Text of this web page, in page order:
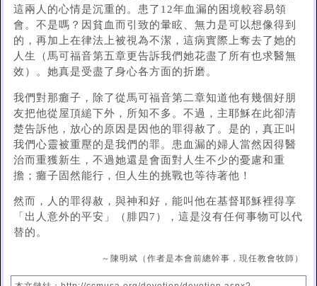
這兩人的心情是沉重的。患了12年血漏的困境較容易領
會。不是嗎？因貧血而引致的暈眩、無力是可以想像得到
的，再加上在律法上被視為不潔，這病實際上奪去了她的
人生（馬可福音第五章更告訴我們她花盡了所有也求醫無
效）。她真是受盡了身心各方面的折磨。
我們對那癱子，除了從馬可福音第二章知道他有幾個好朋
友把他從屋頂縋下外，所知不多。不過，主耶穌在此卻清
楚告訴他，放心的原因是因他的罪得赦了。是的，真正叫
我們心靈被重壓的是我們的罪。患血漏的婦人當然因得醫
治而重獲新生，不過她還是會面對人生不少的憂慮和重
擔；癱子固然能行，但人生的挑戰也等待著他！
然而，人的罪得赦，與神和好，能叫他在基督耶穌裡得享
「出人意外的平安」（腓四7），這是沒有任何事物可以代
替的。
～陳明斌（作者是本會前總幹事，現任教會牧師）